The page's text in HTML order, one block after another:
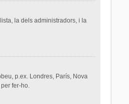
la dels administradors, i la
p.ex. Londres, París, Nova
fer-ho.